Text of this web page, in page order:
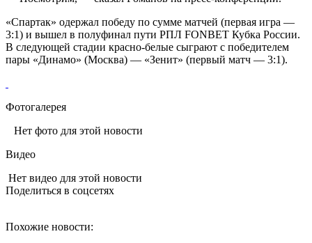
«Спартак» одержал победу по сумме матчей (первая игра —
3:1) и вышел в полуфинал пути РПЛ FONBET Кубка России.
В следующей стадии красно-белые сыграют с победителем
пары «Динамо» (Москва) — «Зенит» (первый матч — 3:1).
Фотогалерея
Нет фото для этой новости
Видео
Нет видео для этой новости
Поделиться в соцсетях
Похожие новости: